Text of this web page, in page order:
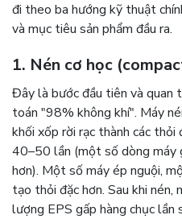
đi theo ba hướng kỹ thuật
và mục tiêu sản phẩm đầu ra.
1. Nén cơ học
Đây là bước đầu tiên và quan
toán "98% không khí". Máy
khối xốp rời rạc thành các
40–50 lần (một số dòng máy
hơn). Một số máy ép nguội,
tạo thỏi đặc hơn. Sau khi
lượng EPS gấp hàng chục lần